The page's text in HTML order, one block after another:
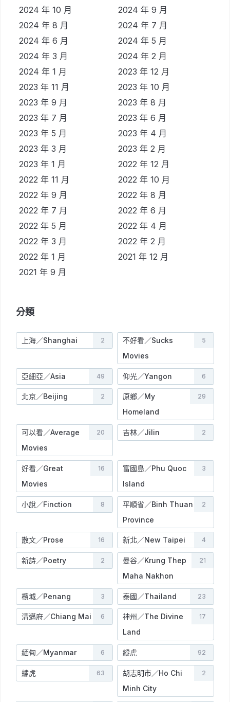
2024 年 10 月
2024 年 9 月
2024 年 8 月
2024 年 7 月
2024 年 6 月
2024 年 5 月
2024 年 3 月
2024 年 2 月
2024 年 1 月
2023 年 12 月
2023 年 11 月
2023 年 10 月
2023 年 9 月
2023 年 8 月
2023 年 7 月
2023 年 6 月
2023 年 5 月
2023 年 4 月
2023 年 3 月
2023 年 2 月
2023 年 1 月
2022 年 12 月
2022 年 11 月
2022 年 10 月
2022 年 9 月
2022 年 8 月
2022 年 7 月
2022 年 6 月
2022 年 5 月
2022 年 4 月
2022 年 3 月
2022 年 2 月
2022 年 1 月
2021 年 12 月
2021 年 9 月
分類
上海／Shanghai 2
不好看／Sucks
Movies
5
亞細亞／Asia 49 仰光／Yangon 6
北京／Beijing 2
原鄉／My
Homeland
29
可以看／Average
Movies
20 吉林／Jilin 2
好看／Great
Movies
16
富國島／Phu Quoc
Island
3
小說／Finction 8
平順省／Binh Thuan
Province
2
散文／Prose 16 新北／New Taipei 4
新詩／Poetry 2
曼谷／Krung Thep
Maha Nakhon
21
檳城／Penang 3 泰國／Thailand 23
清邁府／Chiang Mai 6
神州／The Divine
Land
17
緬甸／Myanmar 6 縱虎 92
繡虎 63
胡志明市／Ho Chi
Minh City
2